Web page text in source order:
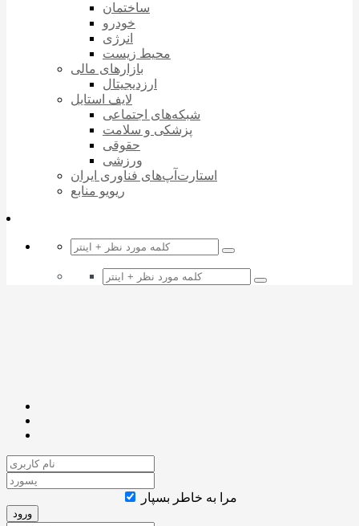
ساختمان
خودرو
انرژی
محیط زیست
بازارهای مالی
ارزدیجیتال
لایف استایل
شبکه‌های اجتماعی
پزشکی و سلامت
حقوقی
ورزشی
استارت‌آپ‌های فناوری ایران
ریویو منابع
مرا به خاطر بسپار